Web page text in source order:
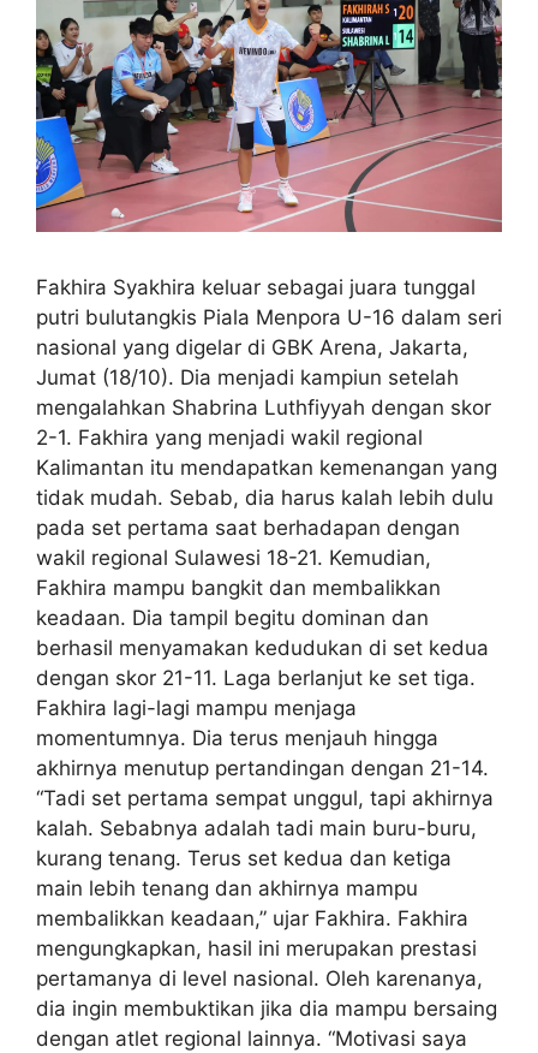
Fakhira Syakhira keluar sebagai juara tunggal
putri bulutangkis Piala Menpora U-16 dalam seri
nasional yang digelar di GBK Arena, Jakarta,
Jumat (18/10). Dia menjadi kampiun setelah
mengalahkan Shabrina Luthfiyyah dengan skor
2-1. Fakhira yang menjadi wakil regional
Kalimantan itu mendapatkan kemenangan yang
tidak mudah. Sebab, dia harus kalah lebih dulu
pada set pertama saat berhadapan dengan
wakil regional Sulawesi 18-21. Kemudian,
Fakhira mampu bangkit dan membalikkan
keadaan. Dia tampil begitu dominan dan
berhasil menyamakan kedudukan di set kedua
dengan skor 21-11. Laga berlanjut ke set tiga.
Fakhira lagi-lagi mampu menjaga
momentumnya. Dia terus menjauh hingga
akhirnya menutup pertandingan dengan 21-14.
“Tadi set pertama sempat unggul, tapi akhirnya
kalah. Sebabnya adalah tadi main buru-buru,
kurang tenang. Terus set kedua dan ketiga
main lebih tenang dan akhirnya mampu
membalikkan keadaan,” ujar Fakhira. Fakhira
mengungkapkan, hasil ini merupakan prestasi
pertamanya di level nasional. Oleh karenanya,
dia ingin membuktikan jika dia mampu bersaing
dengan atlet regional lainnya. “Motivasi saya